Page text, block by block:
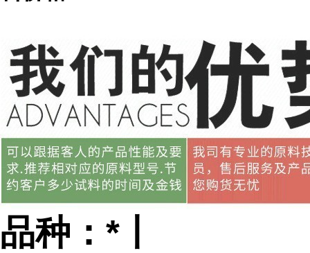
品种：*丨